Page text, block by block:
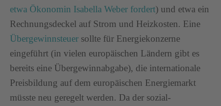
etwa Ökonomin Isabella Weber fordert) und etwa ein
Rechnungsdeckel auf Strom und Heizkosten. Eine
Übergewinnsteuer sollte für Energiekonzerne
eingeführt (in vielen europäischen Ländern gibt es
bereits eine Übergewinnabgabe), die internationale
Preisbildung auf dem europäischen Energiemarkt
müsste neu geregelt werden. Da der sozial-